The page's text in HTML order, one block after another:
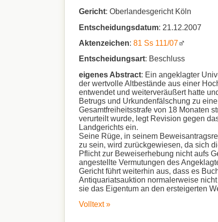
Gericht: Oberlandesgericht Köln
Entscheidungsdatum: 21.12.2007
Aktenzeichen: 81 Ss 111/07
Entscheidungsart: Beschluss
eigenes Abstract: Ein angeklagter
der wertvolle Altbestände aus einer
entwendet und weiterveräußert hatte
Betrugs und Urkundenfälschung zu
Gesamtfreiheitsstrafe von 18 Monaten
verurteilt wurde, legt Revision gegen
Landgerichts ein.
Seine Rüge, in seinem
zu sein, wird zurückgewiesen, da sich
Pflicht zur Beweiserhebung nicht aufs
angestellte Vermutungen des
Gericht führt weiterhin aus, dass es
Antiquariatsauktion normalerweise
sie das Eigentum an den ersteigerten
Volltext »